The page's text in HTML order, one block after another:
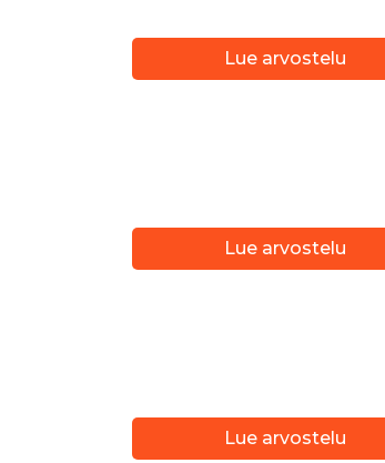
Lue arvostelu
Lue arvostelu
Lue arvostelu